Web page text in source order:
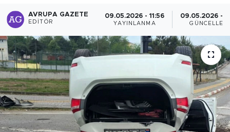
AVRUPA GAZETE
EDITÖR
09.05.2026 - 11:56
YAYINLANMA
09.05.2026 -